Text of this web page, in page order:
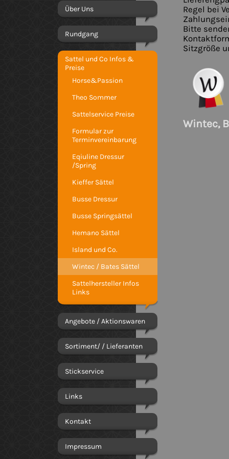
Über Uns
Rundgang
Sattel und Co Infos &
Preise
Horse&Passion
Theo Sommer
Sattelservice Preise
Formular zur
Terminvereinbarung
Eqiuline Dressur
/Spring
Kieffer Sättel
Busse Dressur
Busse Springsättel
Hemano Sättel
Island und Co.
Wintec / Bates Sättel
Sattelhersteller Infos
Links
Angebote / Aktionswaren
Sortiment/ / Lieferanten
Stickservice
Links
Kontakt
Impressum
Regel bei
Bitte
Sitzgröße
Wintec,